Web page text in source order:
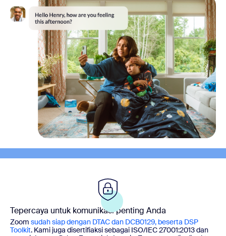
Tepercaya untuk komunikasi penting Anda
Zoom sudah siap dengan DTAC dan DCB0129, beserta DSP
Toolkit. Kami juga disertifiaksi sebagai ISO/IEC 27001:2013 dan